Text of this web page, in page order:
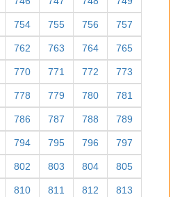
754 755 756 757
762 763 764 765
770 771 772 773
778 779 780 781
786 787 788 789
794 795 796 797
802 803 804 805
810 811 812 813